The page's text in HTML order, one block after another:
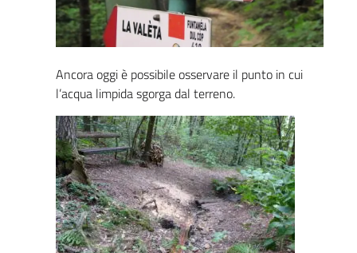
Ancora oggi è possibile osservare il punto in cui
l’acqua limpida sgorga dal terreno.